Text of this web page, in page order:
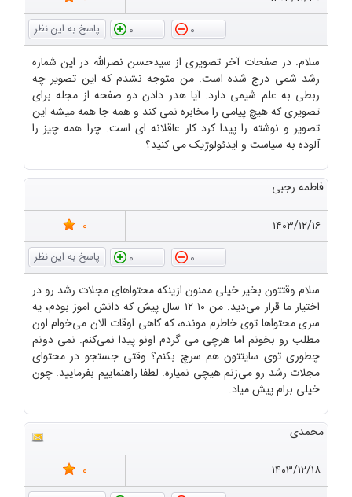
0
0
سلام. در صفحات آخر تصویری از سیدحسن نصرالله در این شماره
رشد شمی درج شده است. من متوجه نشدم که این تصویر چه
ربطی به علم شیمی دارد. آیا هدر دادن دو صفحه از مجله برای
تصویری که هیچ پیامی را مخابره نمی کند و همه جا همه میشه این
تصویر و نوشته را پیدا کرد کار عاقلانه ای است. چرا همه چیز را
آلوده به سیاست و ایدئولوژیک می کنید؟
فاطمه رجبی
۱۴۰۳/۱۲/۱۶
0
0
0
سلام وقتتون بخیر خیلی ممنون ازینکه محتواهای مجلات رشد رو در
اختیار ما قرار می‌دید. من ۱۰ ۱۲ سال پیش که دانش اموز بودم، یه
سری محتواها توی خاطرم مونده، که کاهی اوقات الان می‌خوام اون
مطلب رو بخونم اما هرچی می گردم اونو پیدا نمی‌کنم. نمی دونم
چطوری توی سایتتون هم سرچ بکنم؟ وقتی جستجو در محتوای
مجلات رشد رو می‌زنم هیچی نمیاره. لطفا راهنماییم بفرمایید. چون
خیلی برام پیش میاد.
محمدی
۱۴۰۳/۱۲/۱۸
0